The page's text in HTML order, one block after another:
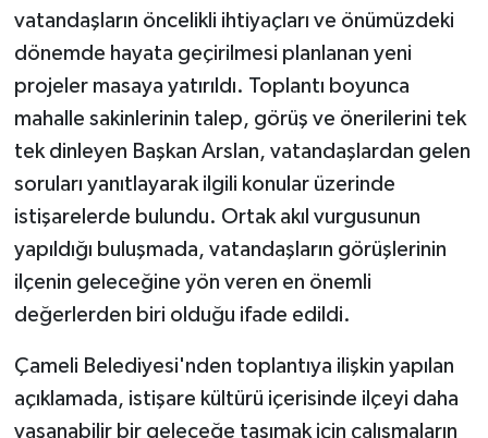
vatandaşların öncelikli ihtiyaçları ve önümüzdeki
dönemde hayata geçirilmesi planlanan yeni
projeler masaya yatırıldı. Toplantı boyunca
mahalle sakinlerinin talep, görüş ve önerilerini tek
tek dinleyen Başkan Arslan, vatandaşlardan gelen
soruları yanıtlayarak ilgili konular üzerinde
istişarelerde bulundu. Ortak akıl vurgusunun
yapıldığı buluşmada, vatandaşların görüşlerinin
ilçenin geleceğine yön veren en önemli
değerlerden biri olduğu ifade edildi.
Çameli Belediyesi'nden toplantıya ilişkin yapılan
açıklamada, istişare kültürü içerisinde ilçeyi daha
yaşanabilir bir geleceğe taşımak için çalışmaların